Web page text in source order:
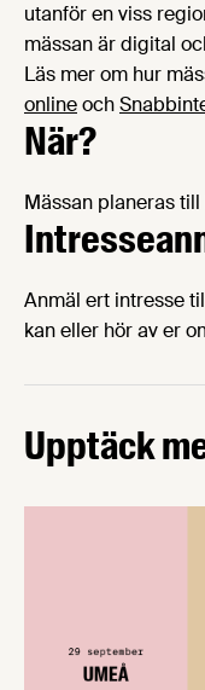
utanför en viss
mässan är digital
Läs mer om hur
onlineoch
När?
Mässan planeras
Anmäl ert intresse
kan eller hör av er
Upptäck